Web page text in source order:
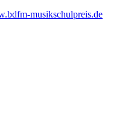
musikschulpreis.de